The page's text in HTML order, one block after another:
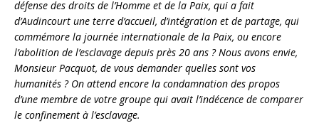
défense des droits de l’Homme et de la Paix, qui a fait
d’Audincourt une terre d’accueil, d’intégration et de partage, qui
commémore la journée internationale de la Paix, ou encore
l’abolition de l’esclavage depuis près 20 ans ? Nous avons envie,
Monsieur Pacquot, de vous demander quelles sont vos
humanités ? On attend encore la condamnation des propos
d’une membre de votre groupe qui avait l’indécence de comparer
le confinement à l’esclavage.